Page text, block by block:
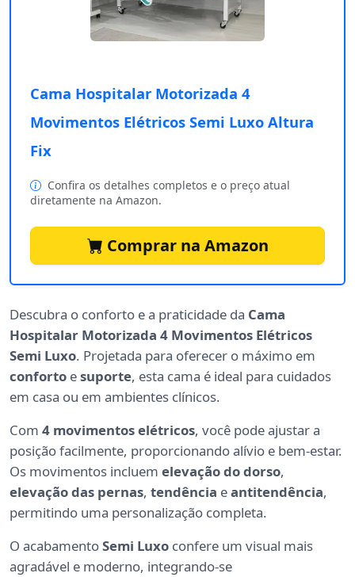
Cama Hospitalar Motorizada 4
Movimentos Elétricos Semi Luxo Altura
Fix
Confira os detalhes completos e o preço atual
diretamente na Amazon.
Comprar na Amazon
Descubra o conforto e a praticidade da Cama
Hospitalar Motorizada 4 Movimentos Elétricos
Semi Luxo. Projetada para oferecer o máximo em
conforto esuporte, esta cama é ideal para cuidados
em casa ou em ambientes clínicos.
Com 4 movimentos elétricos, você pode ajustar a
posição facilmente, proporcionando alívio e bem-estar.
Os movimentos incluem elevação do dorso,
elevação das pernas, tendência eantitendência,
permitindo uma personalização completa.
O acabamentoSemi Luxo confere um visual mais
agradável e moderno, integrando-se